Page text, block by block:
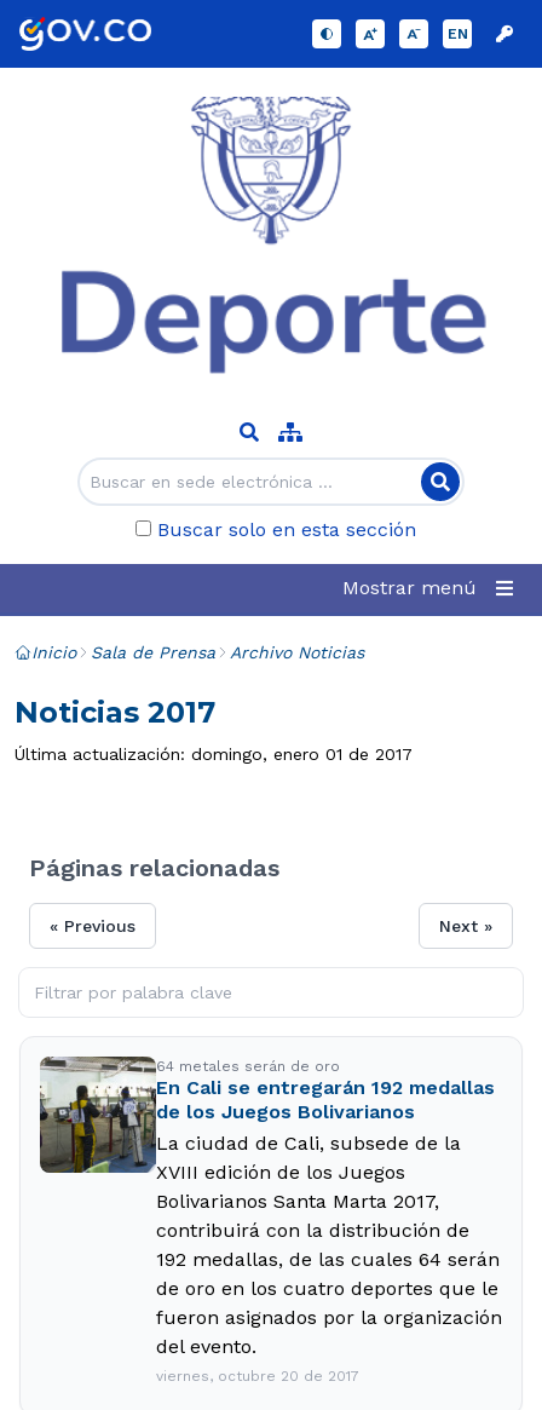
EN
Buscar solo en esta sección
Mostrar menú
Inicio Sala de Prensa Archivo Noticias
Noticias 2017
Última actualización: domingo, enero 01 de 2017
Páginas relacionadas
« Previous Next »
64 metales serán de oro
En Cali se entregarán 192 medallas
de los Juegos Bolivarianos
La ciudad de Cali, subsede de la
XVIII edición de los Juegos
Bolivarianos Santa Marta 2017,
contribuirá con la distribución de
192 medallas, de las cuales 64 serán
de oro en los cuatro deportes que le
fueron asignados por la organización
del evento.
viernes, octubre 20 de 2017